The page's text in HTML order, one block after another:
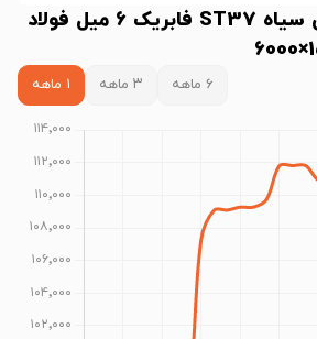
نمودار قیمت ورق سیاه ST37 فابریک 6 میل فولاد
۶ ماهه ۳ ماهه ۱ ماهه